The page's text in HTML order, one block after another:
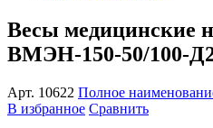
Весы медицинские
ВМЭН-150-50/100-
Арт. 10622 Полное
В избранное Сравнить